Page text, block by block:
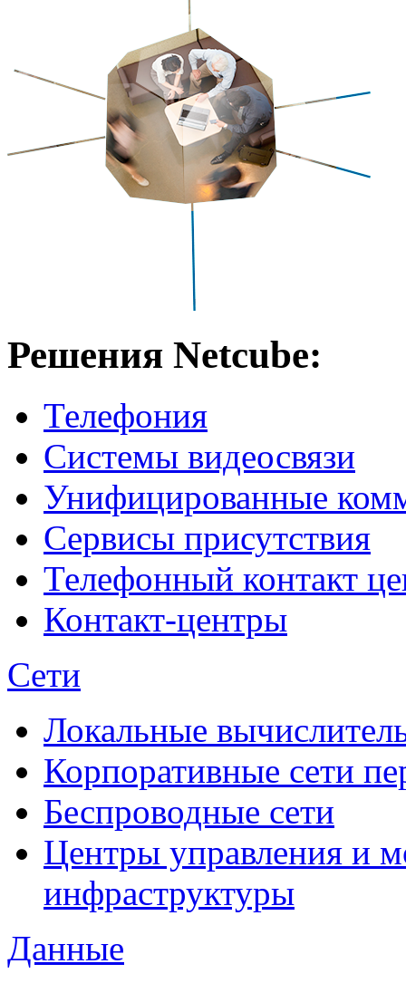
Решения Netcube:
Телефония
Системы видеосвязи
Унифицированные
Сервисы присутствия
Телефонный контакт
Контакт-центры
Сети
Локальные
Корпоративные сети
Беспроводные сети
Центры управления и
инфраструктуры
Данные